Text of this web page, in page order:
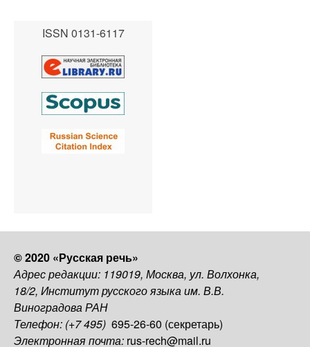
ISSN 0131-6117
© 2020 «Русская речь»
Адрес редакции: 119019, Москва, ул. Волхонка,
18/2, Институт русского языка им. В.В.
Виноградова РАН
Телефон: (+7 495) 695-26-60 (секретарь)
Электронная почта: rus-rech@mail.ru